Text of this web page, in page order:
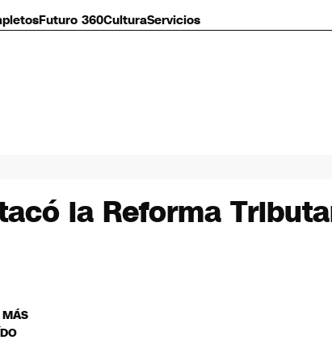
Futuro 360CulturaServicios
la Reforma